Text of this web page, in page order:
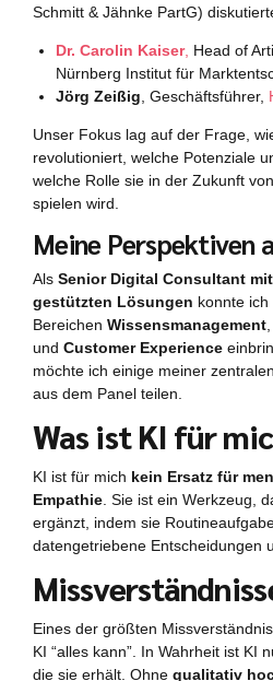
Schmitt & Jähnke PartG)
Dr. Carolin Kaiser, Head of
Nürnberg Institut für
Jörg Zeißig , Geschäftsführer,
Unser Fokus lag auf der Frage,
revolutioniert, welche Potenziale
welche Rolle sie in der Zukunft
spielen wird.
Meine Perspektiven
Als Senior Digital Consultant
gestützten Lösungen konnte
Bereichen Wissensmanagement
und Customer Experience
möchte ich einige meiner
aus dem Panel teilen.
Was ist KI für
KI ist für mich kein Ersatz für
Empathie . Sie ist ein Werkzeug,
ergänzt, indem sie
datengetriebene Entscheidungen
Eines der größten
KI “alles kann”. In Wahrheit ist KI
die sie erhält. Ohne qualitativ